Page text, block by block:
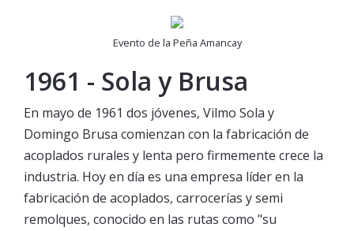
Evento de la Peña Amancay
1961 - Sola y Brusa
En mayo de 1961 dos jóvenes, Vilmo Sola y
Domingo Brusa comienzan con la fabricación de
acoplados rurales y lenta pero firmemente crece la
industria. Hoy en día es una empresa líder en la
fabricación de acoplados, carrocerías y semi
remolques, conocido en las rutas como "su